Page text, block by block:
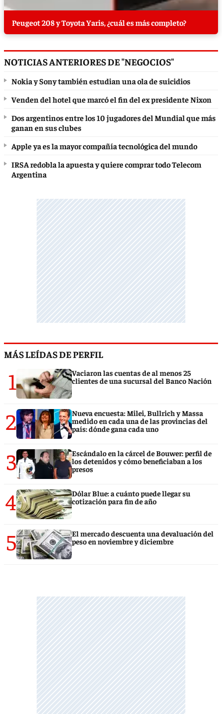
Peugeot 208 y Toyota Yaris, ¿cuál es más completo?
NOTICIAS ANTERIORES DE "NEGOCIOS"
Nokia y Sony también estudian una ola de suicidios
Venden del hotel que marcó el fin del ex presidente Nixon
Dos argentinos entre los 10 jugadores del Mundial que más
ganan en sus clubes
Apple ya es la mayor compañía tecnológica del mundo
IRSA redobla la apuesta y quiere comprar todo Telecom
Argentina
MÁS LEÍDAS DE PERFIL
1
Vaciaron las cuentas de al menos 25
clientes de una sucursal del Banco Nación
2
Nueva encuesta: Milei, Bullrich y Massa
medido en cada una de las provincias del
país: dónde gana cada uno
3
Escándalo en la cárcel de Bouwer: perfil de
los detenidos y cómo beneficiaban a los
presos
4
Dólar Blue: a cuánto puede llegar su
cotización para fin de año
5
El mercado descuenta una devaluación del
peso en noviembre y diciembre